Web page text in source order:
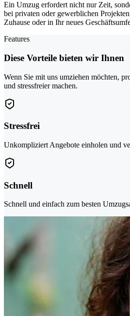
Ein Umzug erfordert nicht nur Zeit,
bei privaten oder gewerblichen
Zuhause oder in Ihr neues
Features
Diese Vorteile bieten wir Ihnen
Wenn Sie mit uns umziehen möchten,
und stressfreier machen.
Stressfrei
Unkompliziert Angebote einholen und
Schnell
Schnell und einfach zum besten